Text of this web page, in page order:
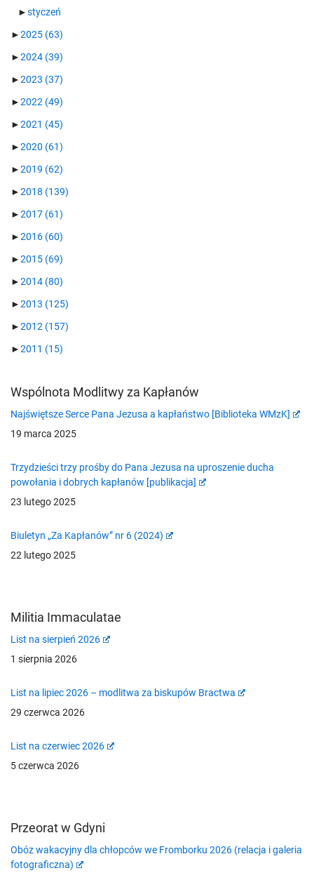
►styczeń
►2025 (63)
►2024 (39)
►2023 (37)
►2022 (49)
►2021 (45)
►2020 (61)
►2019 (62)
►2018 (139)
►2017 (61)
►2016 (60)
►2015 (69)
►2014 (80)
►2013 (125)
►2012 (157)
►2011 (15)
Wspólnota Modlitwy za Kapłanów
Najświętsze Serce Pana Jezusa a kapłaństwo [Biblioteka WMzK]
19 marca 2025
Trzydzieści trzy prośby do Pana Jezusa na uproszenie ducha
powołania i dobrych kapłanów [publikacja]
23 lutego 2025
Biuletyn „Za Kapłanów” nr 6 (2024)
22 lutego 2025
Militia Immaculatae
List na sierpień 2026
1 sierpnia 2026
List na lipiec 2026 – modlitwa za biskupów Bractwa
29 czerwca 2026
List na czerwiec 2026
5 czerwca 2026
Przeorat w Gdyni
Obóz wakacyjny dla chłopców we Fromborku 2026 (relacja i galeria
fotograficzna)